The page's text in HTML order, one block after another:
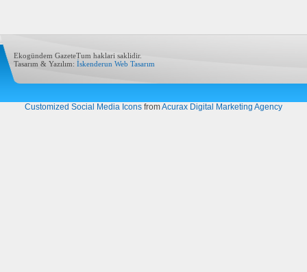
Ekogündem GazeteTum haklari saklidir.
Tasarım & Yazılım: İskenderun Web Tasarım
Customized Social Media Icons fromAcurax Digital Marketing Agency